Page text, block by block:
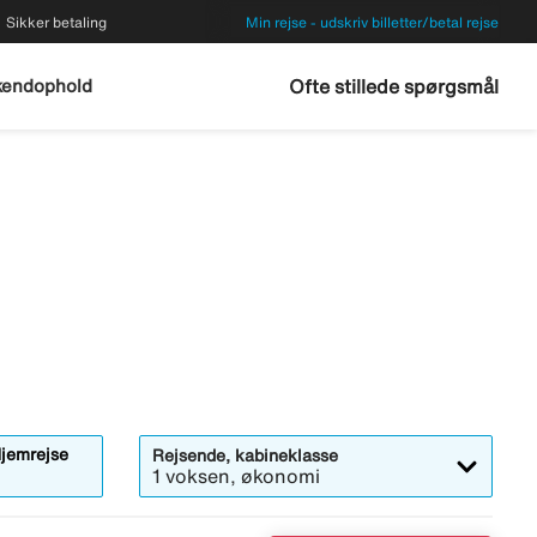
Sikker betaling Min rejse - udskriv billetter/betal rejse
Ofte stillede spørgsmål
Rejsende, kabineklasse
1 voksen, økonomi